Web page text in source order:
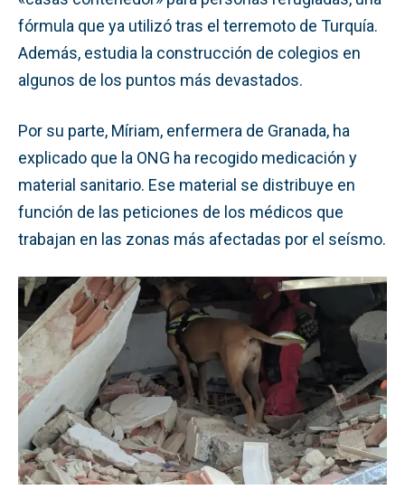
fórmula que ya utilizó tras el terremoto de Turquía.
Además, estudia la construcción de colegios en
algunos de los puntos más devastados.
Por su parte, Míriam, enfermera de Granada, ha
explicado que la ONG ha recogido medicación y
material sanitario. Ese material se distribuye en
función de las peticiones de los médicos que
trabajan en las zonas más afectadas por el seísmo.